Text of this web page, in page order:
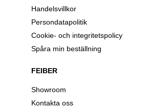
Handelsvillkor
Persondatapolitik
Cookie- och integritetspolicy
Spåra min beställning
FEIBER
Showroom
Kontakta oss